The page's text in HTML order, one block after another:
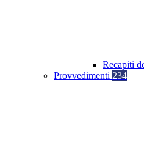
Recapiti
Provvedimenti 234